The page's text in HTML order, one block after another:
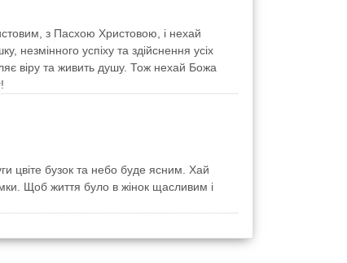
з Пасхою Христовою, і нехай
незмінного успіху та здійснення усіх
віру та живить душу. Тож нехай Божа
цвіте бузок та небо буде ясним. Хай
Щоб життя було в жінок щасливим і